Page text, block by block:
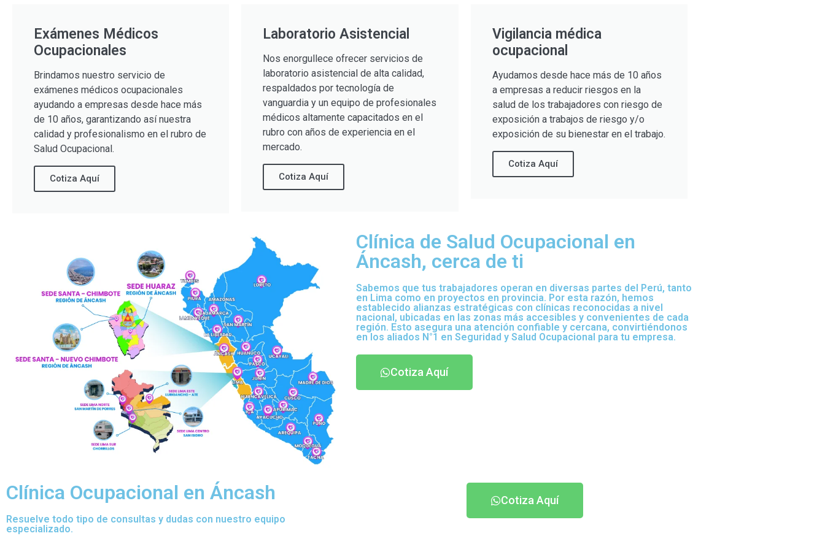
Exámenes Médicos
Ocupacionales
Brindamos nuestro servicio de
exámenes médicos ocupacionales
ayudando a empresas desde hace más
de 10 años, garantizando así nuestra
calidad y profesionalismo en el rubro de
Salud Ocupacional.
Cotiza Aquí
Laboratorio Asistencial
Nos enorgullece ofrecer servicios de
laboratorio asistencial de alta calidad,
respaldados por tecnología de
vanguardia y un equipo de profesionales
médicos altamente capacitados en el
rubro con años de experiencia en el
mercado.
Cotiza Aquí
Vigilancia médica
ocupacional
Ayudamos desde hace más de 10 años
a empresas a reducir riesgos en la
salud de los trabajadores con riesgo de
exposición a trabajos de riesgo y/o
exposición de su bienestar en el trabajo.
Cotiza Aquí
Clínica de Salud Ocupacional en
Áncash, cerca de ti
Sabemos que tus trabajadores operan en diversas partes del Perú, tanto
en Lima como en proyectos en provincia. Por esta razón, hemos
establecido alianzas estratégicas con clínicas reconocidas a nivel
nacional, ubicadas en las zonas más accesibles y convenientes de cada
región. Esto asegura una atención confiable y cercana, convirtiéndonos
en los aliados N°1 en Seguridad y Salud Ocupacional para tu empresa.
Cotiza Aquí
Clínica Ocupacional en Áncash
Resuelve todo tipo de consultas y dudas con nuestro equipo
especializado.
Cotiza Aquí